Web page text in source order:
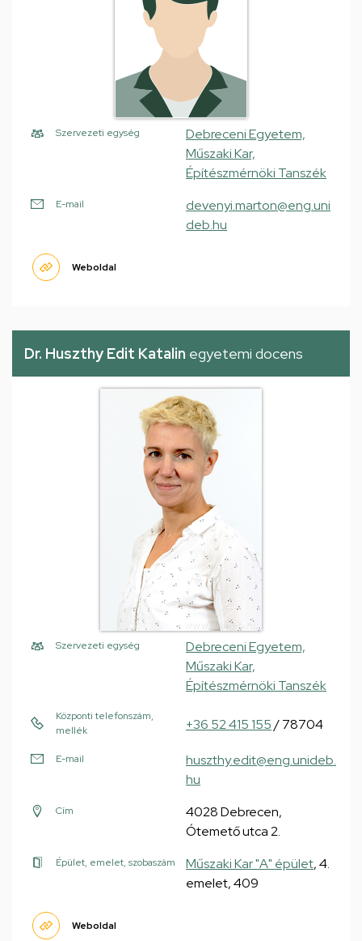
Szervezeti egység
Debreceni Egyetem,
Műszaki Kar,
Építészmérnöki Tanszék
E-mail
devenyi.marton@eng.uni
deb.hu
Weboldal
Dr. Huszthy Edit Katalin egyetemi docens
Szervezeti egység
Debreceni Egyetem,
Műszaki Kar,
Építészmérnöki Tanszék
Központi telefonszám,
mellék
+36 52 415 155/ 78704
E-mail
huszthy.edit@eng.unideb.
hu
Cím
4028 Debrecen,
Ótemető utca 2.
Épület, emelet, szobaszám Műszaki Kar "A" épület, 4.
emelet, 409
Weboldal